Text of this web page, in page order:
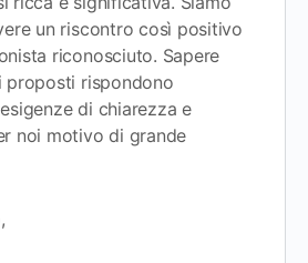
un riscontro così positivo
riconosciuto. Sapere
proposti rispondono
di chiarezza e
noi motivo di grande